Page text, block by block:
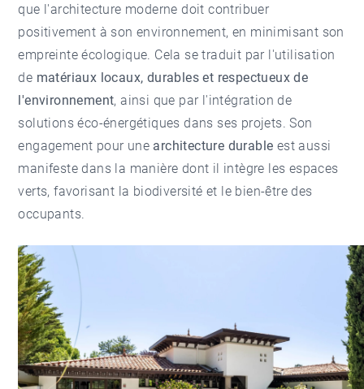
que l'architecture moderne doit contribuer
positivement à son environnement, en minimisant son
empreinte écologique. Cela se traduit par l'utilisation
de matériaux locaux, durables et respectueux de
l'environnement, ainsi que par l'intégration de
solutions éco-énergétiques dans ses projets. Son
engagement pour une architecture durable est aussi
manifeste dans la manière dont il intègre les espaces
verts, favorisant la biodiversité et le bien-être des
occupants.